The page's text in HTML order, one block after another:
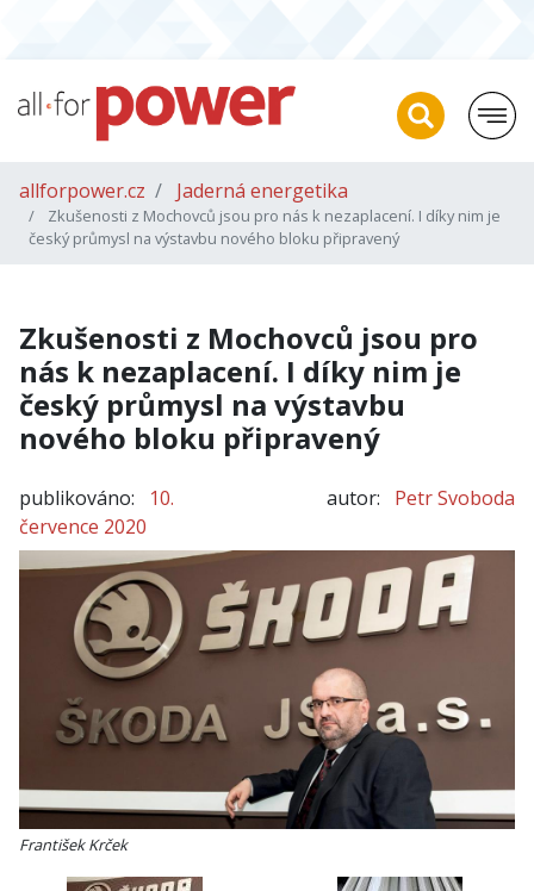
allforpower.cz Jaderná energetika
Zkušenosti z Mochovců jsou pro nás k nezaplacení. I díky nim je
český průmysl na výstavbu nového bloku připravený
Zkušenosti z Mochovců jsou pro
nás k nezaplacení. I díky nim je
český průmysl na výstavbu
nového bloku připravený
publikováno:
10.
července 2020
autor: Petr Svoboda
František Krček